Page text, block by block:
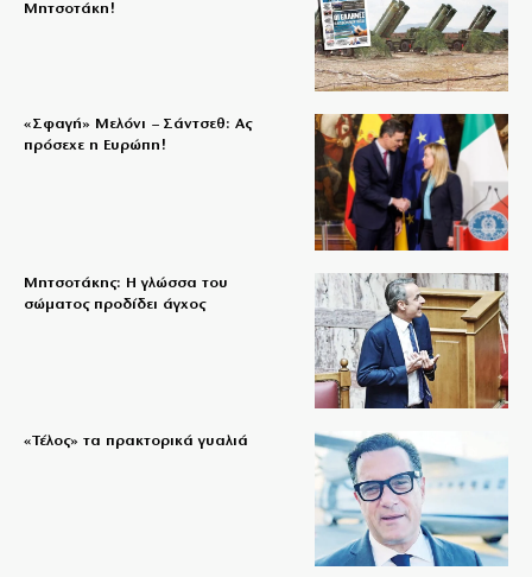
Μητσοτάκη!
«Σφαγή» Μελόνι – Σάντσεθ: Ας
πρόσεχε η Ευρώπη!
Μητσοτάκης: Η γλώσσα του
σώματος προδίδει άγχος
«Τέλος» τα πρακτορικά γυαλιά